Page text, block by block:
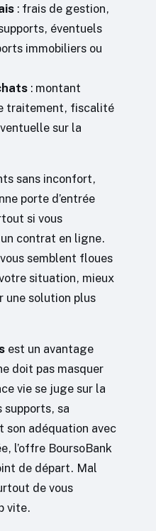
: frais de gestion,
éventuels
immobiliers ou
: montant
traitement, fiscalité
sur la
sans inconfort,
porte d’entrée
si vous
contrat en ligne.
semblent floues
situation, mieux
une solution plus
est un avantage
doit pas masquer
vie se juge sur la
supports, sa
son adéquation avec
l’offre BoursoBank
de départ. Mal
de vous
vite.